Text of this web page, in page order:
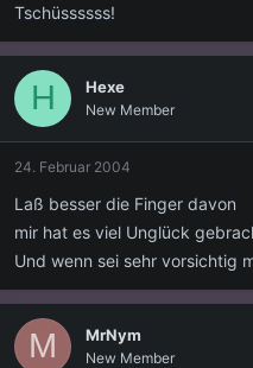
Tschüssssss!
H Hexe
New Member
24. Februar 2004
Laß besser die Finger davon
mir hat es viel Unglück
Und wenn sei sehr vorsichtig
M MrNym
New Member